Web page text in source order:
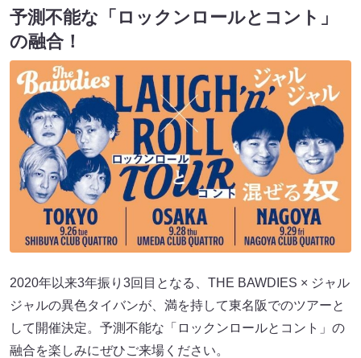
予測不能な「ロックンロールとコント」
の融合！
2020年以来3年振り3回目となる、THE BAWDIES × ジャル
ジャルの異色タイバンが、満を持して東名阪でのツアーと
して開催決定。予測不能な「ロックンロールとコント」の
融合を楽しみにぜひご来場ください。